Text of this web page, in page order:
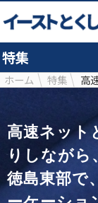
特集
ホーム 特集 高
高速ネット
りしながら
徳島東部で